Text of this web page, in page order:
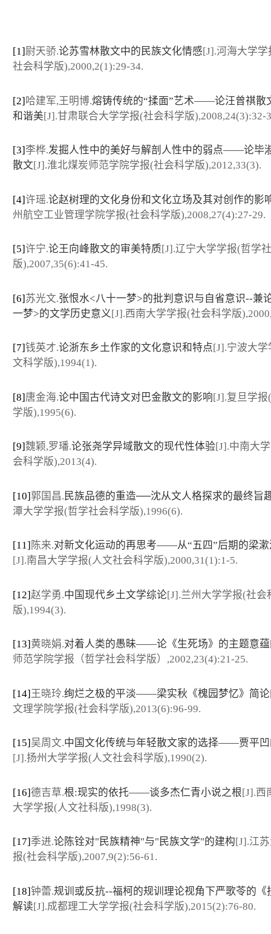
[1] 尉天骄.论苏雪林散文中的民族文化情感[J].河海大学
社会科学版),2000,2(1):29-34.
[2]哈建军,王明博.熔铸传统的“揉面”艺术——论汪曾祺散
和谐美[J].甘肃联合大学学报(社会科学版),2008,24(3):32-
[3]李桦.发掘人性中的美好与解剖人性中的弱点——论毕
散文[J].淮北煤炭师范学院学报(社会科学版),2012,33(3).
[4]许瑶.论赵树理的文化身份和文化立场及其对创作的影
州航空工业管理学院学报(社会科学版),2008,27(4):27-29.
[5]许宁.论王向峰散文的审美特质[J].辽宁大学学报(哲学
版),2007,35(6):41-45.
[6]苏光文.张恨水<八十一梦>的批判意识与自省意识--兼
一梦>的文学历史意义[J].西南大学学报(社会科学版
[7]钱英才.论浙东乡土作家的文化意识和特点[J].宁波大
文科学版),1994(1).
[8]唐金海.论中国古代诗文对巴金散文的影响[J].复旦学报
学版),1995(6).
[9]魏颖,罗璠.论张尧学异域散文的现代性体验[J].中南大
会科学版),2013(4).
[10]郭国昌.民族品德的重造──沈从文人格探求的最终旨
潭大学学报(哲学社会科学版),1996(6).
[11] 陈来.对新文化运动的再思考——从“五四”后期的梁漱
[J].南昌大学学报(人文社会科学版),2000,31(1):1-5.
[12]赵学勇.中国现代乡土文学综论[J].兰州大学学报(社会
版),1994(3).
[13] 黄晓娟.对着人类的愚昧——论《生死场》的主题意蕴
师范学院学报（哲学社会科学版）,2002,23(4):21-25.
[14]王晓玲.绚烂之极的平淡——梁实秋《槐园梦忆》简论
文理学院学报(社会科学版),2013(6):96-99.
[15] 吴周文.中国文化传统与年轻散文家的选择——贾平
[J].扬州大学学报(人文社会科学版),1990(2).
[16]德吉草.根:现实的依托——谈多杰仁青小说之根[J].西
大学学报(人文社科版),1998(3).
[17] 季进.论陈铨对"民族精神"与"民族文学"的建构[J].江
报(社会科学版),2007,9(2):56-61.
[18]钟蕾.规训或反抗--福柯的规训理论视角下严歌苓的《
解读[J].成都理工大学学报(社会科学版),2015(2):76-80.